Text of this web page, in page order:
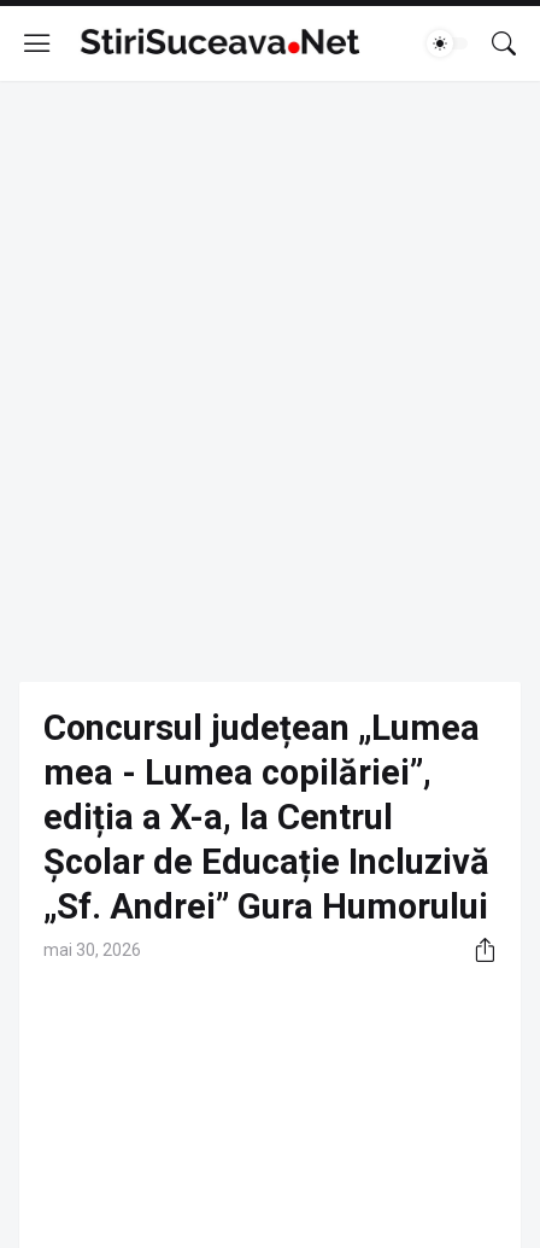
Concursul județean „Lumea
mea - Lumea copilăriei”,
ediția a X-a, la Centrul
Școlar de Educație Incluzivă
„Sf. Andrei” Gura Humorului
mai 30, 2026